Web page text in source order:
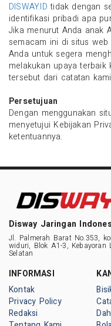
DISWAY.ID tidak dengan
identifikasi pribadi apa
Jika menurut Anda anak
semacam ini di situs
Anda untuk segera
melakukan upaya
tersebut dari catatan
Persetujuan
Dengan menggunakan
menyetujui Kebijakan
ketentuannya.
Disway Jaringan
Jl. Palmerah Barat No.353,
widuri, Blok A1-3, Kebayoran
Selatan
INFORMASI
Kontak
Privacy Policy
Redaksi